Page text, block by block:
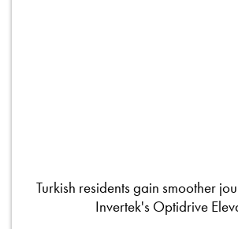
Turkish residents gain smoother
Invertek's Optidrive